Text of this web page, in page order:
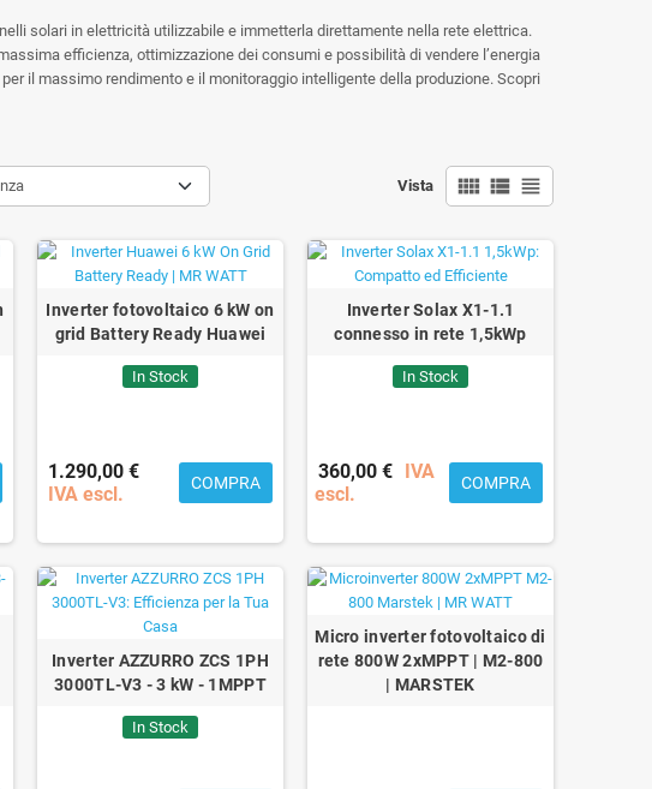
solari in elettricità utilizzabile e immetterla direttamente nella rete elettrica.
efficienza, ottimizzazione dei consumi e possibilità di vendere l’energia
il massimo rendimento e il monitoraggio intelligente della produzione. Scopri
Vista view_comfy view_list view_headline
Inverter fotovoltaico 6 kW on
grid Battery Ready Huawei
In Stock
1.290,00 €
IVA escl.
COMPRA
Inverter Solax X1-1.1
connesso in rete 1,5kWp
In Stock
360,00 € IVA
escl.
COMPRA
Inverter AZZURRO ZCS 1PH
3000TL-V3 - 3 kW - 1MPPT
In Stock
Micro inverter fotovoltaico di
rete 800W 2xMPPT | M2-800
| MARSTEK